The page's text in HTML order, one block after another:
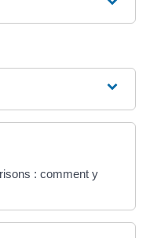
: comment y